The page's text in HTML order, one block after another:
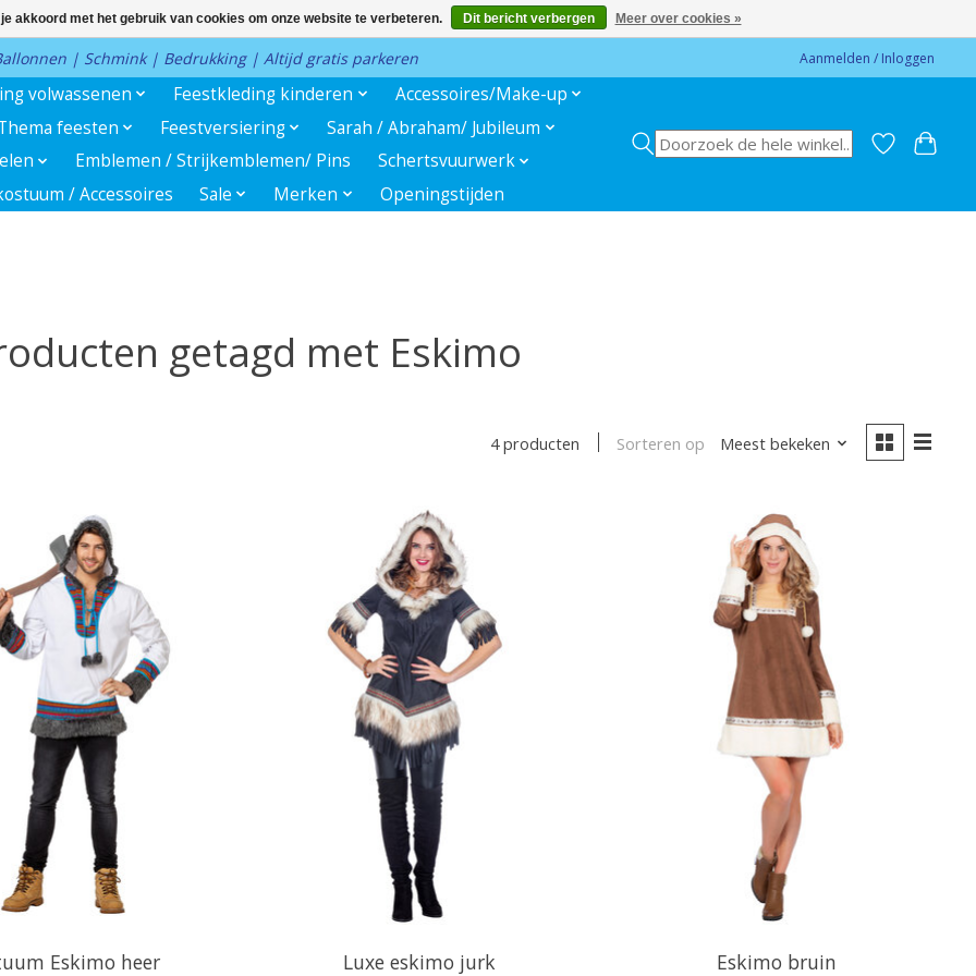
| Schmink | Bedrukking | Altijd gratis parkeren Aanmelden / Inloggen
volwassenen Feestkleding kinderen
Accessoires/Make-up
feesten Feestversiering
Sarah / Abraham/ Jubileum
Emblemen / Strijkemblemen/ Pins
Schertsvuurwerk
/ Accessoires
Sale Merken Openingstijden
getagd met Eskimo
4 producten Sorteren op Meest bekeken
Eskimo heer
Luxe eskimo jurk
Eskimo bruin
akkoord met het gebruik van cookies om onze website te verbeteren. Dit bericht verbergen Meer over cookies »